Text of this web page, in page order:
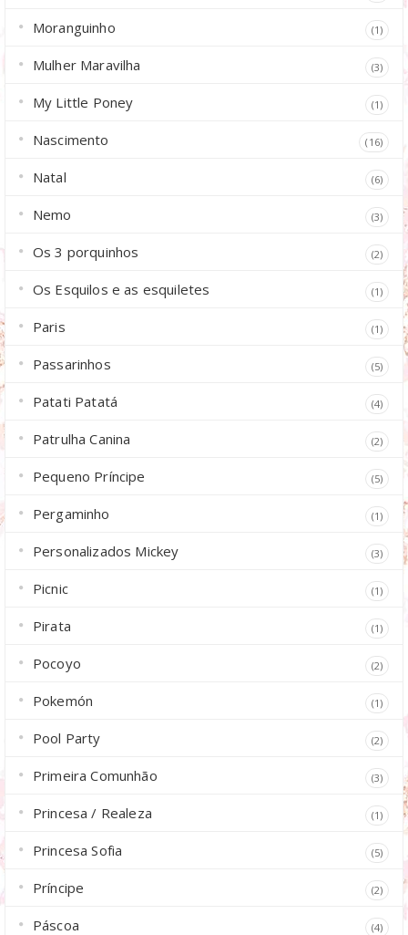
Moranguinho (1)
Mulher Maravilha (3)
My Little Poney (1)
Nascimento (16)
Natal (6)
Nemo (3)
Os 3 porquinhos (2)
Os Esquilos e as esquiletes (1)
Paris (1)
Passarinhos (5)
Patati Patatá (4)
Patrulha Canina (2)
Pequeno Príncipe (5)
Pergaminho (1)
Personalizados Mickey (3)
Picnic (1)
Pirata (1)
Pocoyo (2)
Pokemón (1)
Pool Party (2)
Primeira Comunhão (3)
Princesa / Realeza (1)
Princesa Sofia (5)
Príncipe (2)
Páscoa (4)